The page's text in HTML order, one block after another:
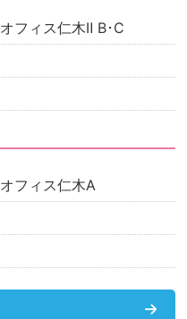
フィス仁木Ⅱ B･C
フィス仁木A